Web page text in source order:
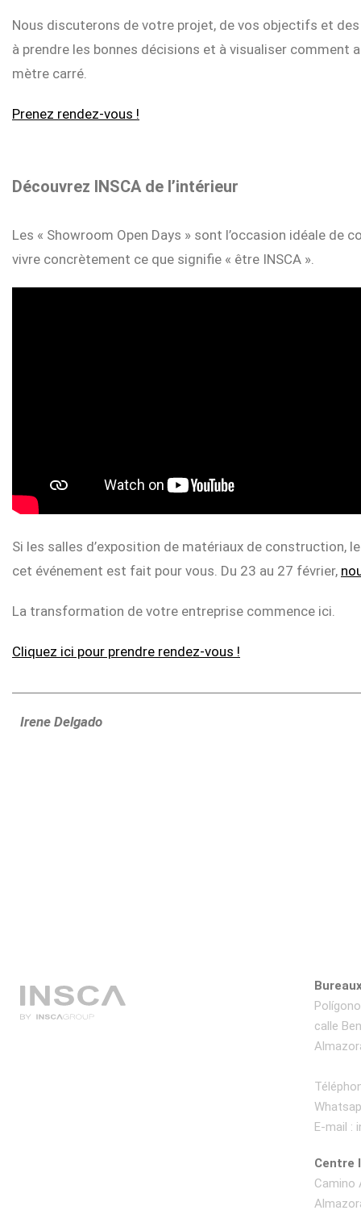
Nous discuterons de votre projet, de vos objectifs et
à prendre les bonnes décisions et à visualiser
mètre carré.
Prenez rendez-vous !
Découvrez INSCA de l’intérieur
Les « Showroom Open Days » sont l’occasion idéale
vivre concrètement ce que signifie « être INSCA ».
Si les salles d’exposition de matériaux de construction,
cet événement est fait pour vous. Du 23 au 27 février,
La transformation de votre entreprise commence ici.
Cliquez ici pour prendre rendez-vous !
Irene Delgado
calle
E-mail :
Centre
Camino